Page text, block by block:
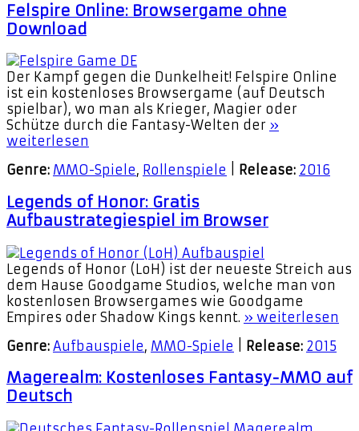
Felspire Online: Browsergame ohne
Download
Der Kampf gegen die Dunkelheit! Felspire Online
ist ein kostenloses Browsergame (auf Deutsch
spielbar), wo man als Krieger, Magier oder
Schütze durch die Fantasy-Welten der »
weiterlesen
Genre: MMO-Spiele, Rollenspiele Release: 2016
Legends of Honor: Gratis
Aufbaustrategiespiel im Browser
Legends of Honor (LoH) ist der neueste Streich aus
dem Hause Goodgame Studios, welche man von
kostenlosen Browsergames wie Goodgame
Empires oder Shadow Kings kennt. » weiterlesen
Genre: Aufbauspiele, MMO-Spiele Release: 2015
Magerealm: Kostenloses Fantasy-MMO auf
Deutsch